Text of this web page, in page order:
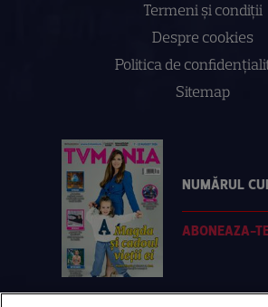
Termeni și condiții
Despre cookies
Politica de
Sitemap
NUMĂRUL
ABONEAZA-